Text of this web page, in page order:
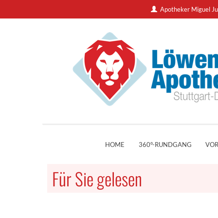
Apotheker Miguel
HOME 360°-RUNDGANG
Für Sie gelesen